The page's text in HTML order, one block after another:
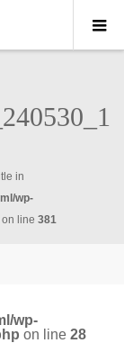
in
wp-
on line 381
wp-
on line28